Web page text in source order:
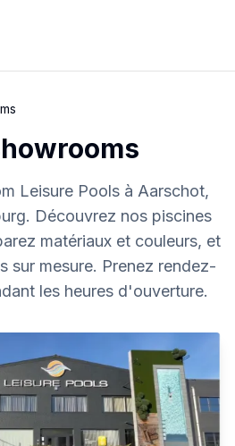
Leisure Pools à Aarschot,
Découvrez nos piscines
matériaux et couleurs, et
sur mesure. Prenez rendez-
les heures d'ouverture.